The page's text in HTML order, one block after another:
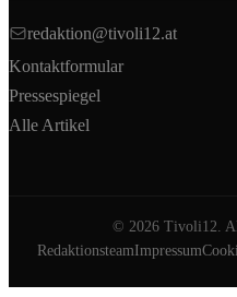
redaktion@tivoli12.at
Kontaktformular
Pressespiegel
Alle Artikel
© 2026Tivoli12.
RedaktionsteamImpressum